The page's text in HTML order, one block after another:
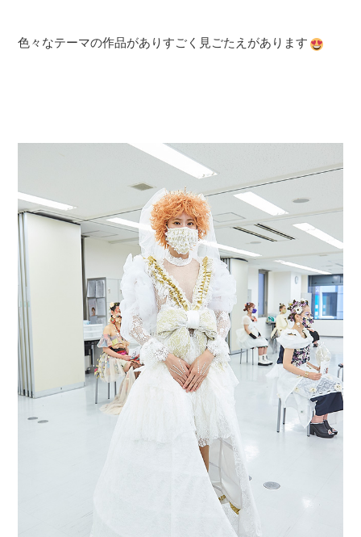
色々なテーマの作品がありすごく見ごたえがあります